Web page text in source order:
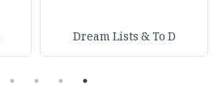
Dream Lists & To D
1
2
3
4